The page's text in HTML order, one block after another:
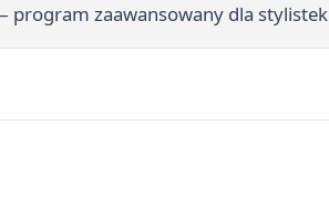
— program zaawansowany dla stylistek